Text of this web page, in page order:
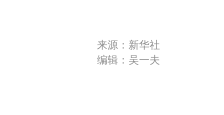
来源：新华社
编辑：吴一夫